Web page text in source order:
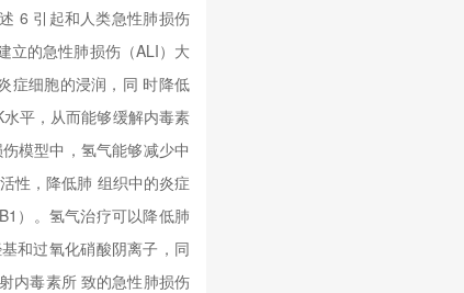
6 引起和人类急性肺损伤
立的急性肺损伤（ALI）大
症细胞的浸润，同 时降低
平，从而能够缓解内毒素
模型中，氢气能够减少中
性，降低肺 组织中的炎症
）。氢气治疗可以降低肺
和过氧化硝酸阴离子，同
内毒素所 致的急性肺损伤